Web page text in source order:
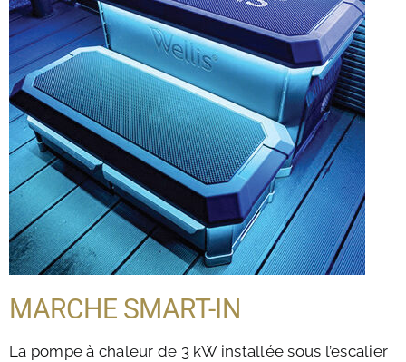
MARCHE SMART-IN
La pompe à chaleur de 3 kW installée sous l’escalier